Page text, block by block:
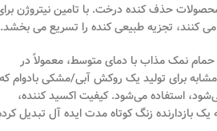
98٪) برخی از محصولات حذف کنده درخت. با تامین نیتروژن
کنند، تجزیه طبیعی کنده را تسریع می بخشد.
حمام نمک مذاب با دمای متوسط، معمولاً در
برای تولید یک روکش آبی/مشکی بادوام که
استفاده می‌شود. کیفیت اکسید کننده،
بازدارنده زنگ کوتاه مدت ایده آل تبدیل